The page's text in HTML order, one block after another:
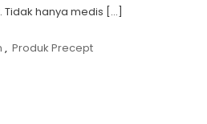
hanya medis […]
, Produk Precept